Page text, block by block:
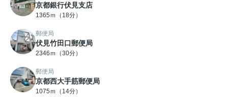
京都銀行伏見支店
1365ｍ（18分）
郵便局
伏見竹田口郵便局
2346ｍ（30分）
郵便局
京都西大手筋郵便局
1075ｍ（14分）